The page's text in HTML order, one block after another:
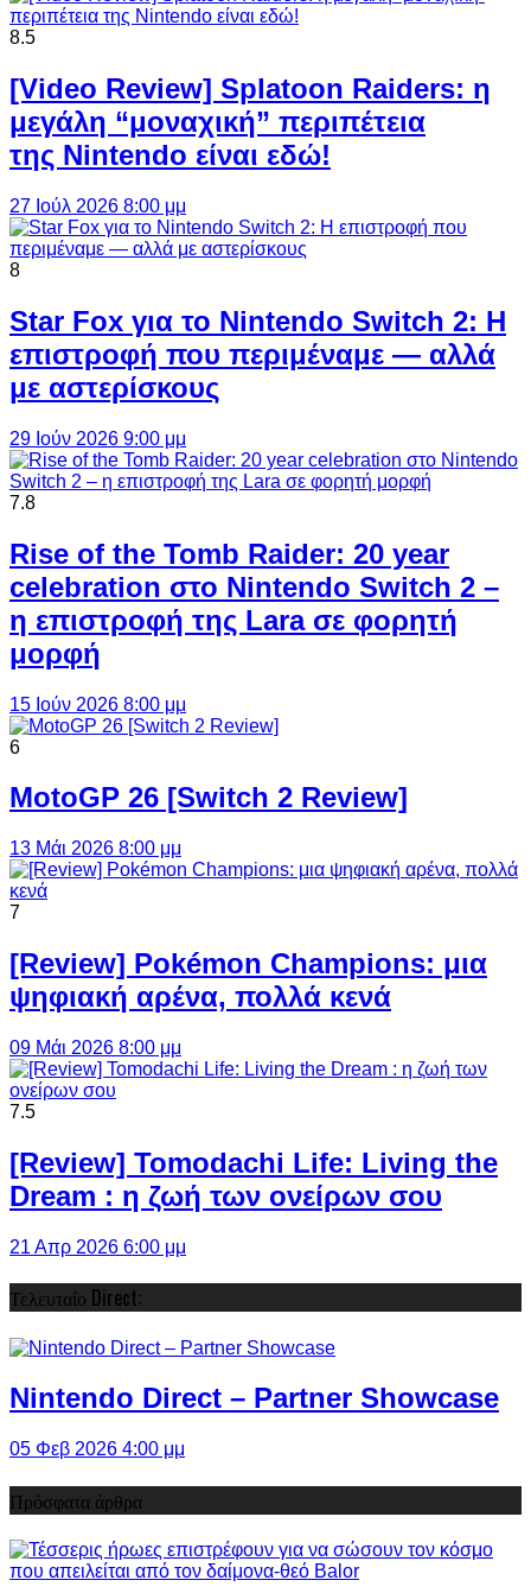
8.5
[Video Review] Splatoon Raiders: η
μεγάλη “μοναχική” περιπέτεια
της Nintendo είναι εδώ!
27 Ιούλ 2026 8:00 μμ
8
Star Fox για το Nintendo Switch 2: Η
επιστροφή που περιμέναμε — αλλά
με αστερίσκους
29 Ιούν 2026 9:00 μμ
7.8
Rise of the Tomb Raider: 20 year
celebration στο Nintendo Switch 2 –
η επιστροφή της Lara σε φορητή
μορφή
15 Ιούν 2026 8:00 μμ
6
MotoGP 26 [Switch 2 Review]
13 Μάι 2026 8:00 μμ
7
[Review] Pokémon Champions: μια
ψηφιακή αρένα, πολλά κενά
09 Μάι 2026 8:00 μμ
7.5
[Review] Tomodachi Life: Living the
Dream : η ζωή των ονείρων σου
21 Απρ 2026 6:00 μμ
Τελευταίο Direct:
Nintendo Direct – Partner Showcase
05 Φεβ 2026 4:00 μμ
Πρόσφατα άρθρα